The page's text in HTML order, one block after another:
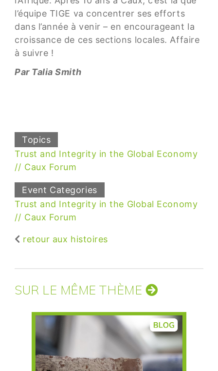
l’équipe TIGE va concentrer ses efforts
dans l’année à venir – en encourageant la
croissance de ces sections locales. Affaire
à suivre !
Par Talia Smith
Topics
Trust and Integrity in the Global Economy
Caux Forum
Event Categories
Trust and Integrity in the Global Economy
Caux Forum
retour aux histoires
SUR LE MÊME THÈME